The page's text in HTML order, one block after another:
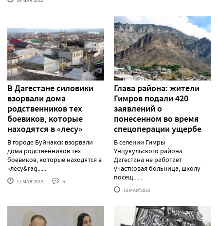
В Дагестане силовики
взорвали дома
родственников тех
боевиков, которые
находятся в «лесу»
В городе Буйнакск взорвали
дома родственников тех
боевиков, которые находятся в
«лесу&raq......
11 МАЯ'2013 6
Глава района: жители
Гимров подали 420
заявлений о
понесенном во время
спецоперации ущербе
В селении Гимры
Унцукульского района
Дагестана не работает
участковая больница, школу
посещ......
10 МАЯ'2013